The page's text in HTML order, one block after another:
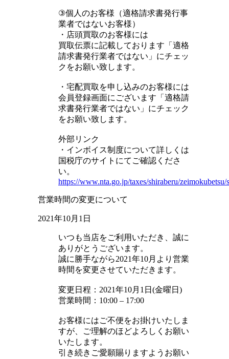
③個人のお客様（適格請求書発行事
業者ではないお客様）
・店頭買取のお客様には
買取伝票に記載しております「適格
請求書発行業者ではない」にチェッ
クをお願い致します。
・宅配買取を申し込みのお客様には
会員登録画面にございます「適格請
求書発行業者ではない」にチェック
をお願い致します。
外部リンク
・インボイス制度について詳しくは
国税庁のサイトにてご確認くださ
い。
https://www.nta.go.jp/taxes/shiraberu/
営業時間の変更について
2021年10月1日
いつも当店をご利用いただき、誠に
ありがとうございます。
誠に勝手ながら2021年10月より営業
時間を変更させていただきます。
変更日程：2021年10月1日(金曜日)
営業時間：10:00 – 17:00
お客様にはご不便をお掛けいたしま
すが、ご理解のほどよろしくお願い
いたします。
引き続きご愛願賜りますようお願い